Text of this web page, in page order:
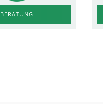
BERATUNG